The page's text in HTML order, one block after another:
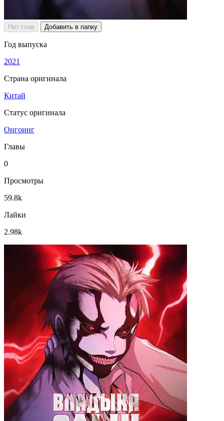
Нет глав Добавить в папку
Год выпуска
2021
Страна оригинала
Китай
Статус оригинала
Онгоинг
Главы
0
Просмотры
59.8k
Лайки
2.98k